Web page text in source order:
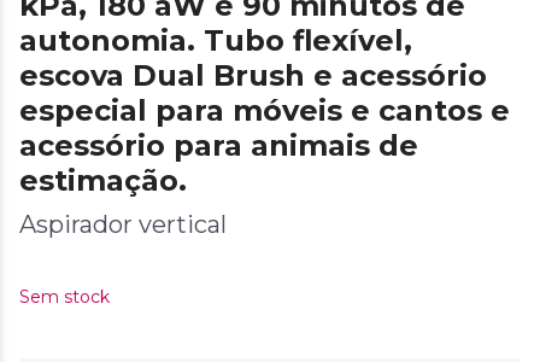
autonomia. Tubo flexível,
escova Dual Brush e acessório
especial para móveis e cantos e
acessório para animais de
estimação.
Aspirador vertical
Sem stock